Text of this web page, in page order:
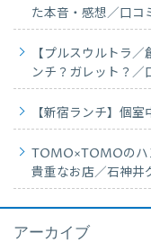
た本音・感想／口コ
【プルスウルトラ
ンチ？ガレット？／
【新宿ランチ】個
TOMO×TOMOのハ
貴重なお店／石神井
アーカイブ